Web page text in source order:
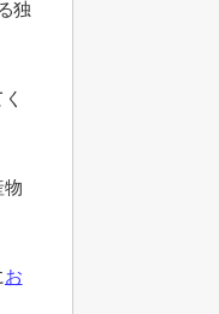
独
物
お